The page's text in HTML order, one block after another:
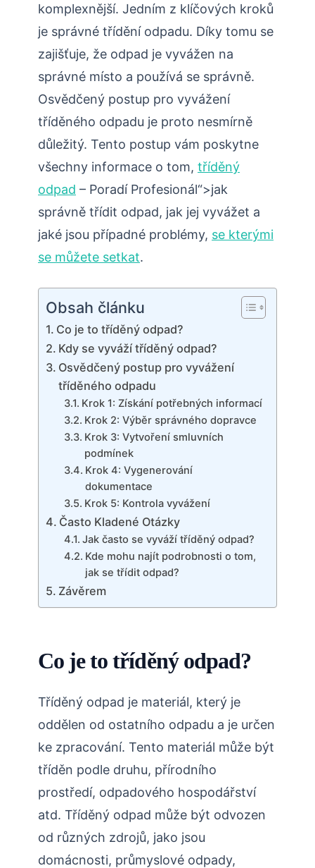
komplexnější. Jedním z klíčových kroků
je správné třídění odpadu. Díky tomu se
zajišťuje, že odpad je vyvážen na
správné místo a používá se správně.
Osvědčený postup pro vyvážení
tříděného odpadu je proto nesmírně
důležitý. Tento postup vám poskytne
všechny informace o tom, tříděný
odpad – Poradí Profesionál“>jak
správně třídit odpad, jak jej vyvážet a
jaké jsou případné problémy, se kterými
se můžete setkat.
Obsah článku
Co je to tříděný odpad?
Kdy se vyváží tříděný odpad?
Osvědčený postup pro vyvážení
tříděného odpadu
Krok 1: Získání potřebných informací
Krok 2: Výběr správného dopravce
Krok 3: Vytvoření smluvních
podmínek
Krok 4: Vygenerování
dokumentace
Krok 5: Kontrola vyvážení
Často Kladené Otázky
Jak často se vyváží tříděný odpad?
Kde mohu najít podrobnosti o tom,
jak se třídit odpad?
Závěrem
Co je to tříděný odpad?
Tříděný odpad je materiál, který je
oddělen od ostatního odpadu a je určen
ke zpracování. Tento materiál může být
tříděn podle druhu, přírodního
prostředí, odpadového hospodářství
atd. Tříděný odpad může být odvozen
od různých zdrojů, jako jsou
domácnosti, průmyslové odpady,